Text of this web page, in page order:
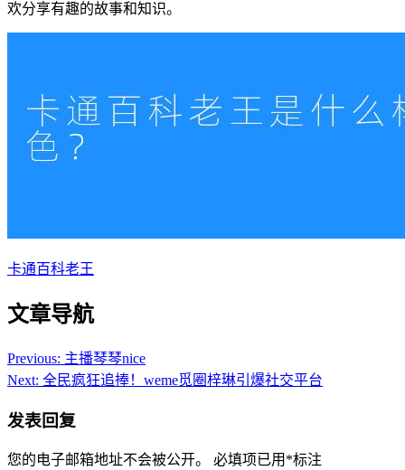
欢分享有趣的故事和知识。
卡通百科老王
文章导航
Previous: 主播琴琴nice
Next: 全民疯狂追捧！weme觅圈梓琳引爆社交平台
发表回复
您的电子邮箱地址不会被公开。 必填项已用 *标注